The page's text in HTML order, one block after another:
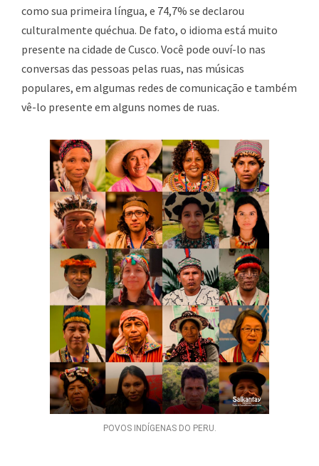
como sua primeira língua, e 74,7% se declarou
culturalmente quéchua. De fato, o idioma está muito
presente na cidade de Cusco. Você pode ouví-lo nas
conversas das pessoas pelas ruas, nas músicas
populares, em algumas redes de comunicação e também
vê-lo presente em alguns nomes de ruas.
POVOS INDÍGENAS DO PERU.